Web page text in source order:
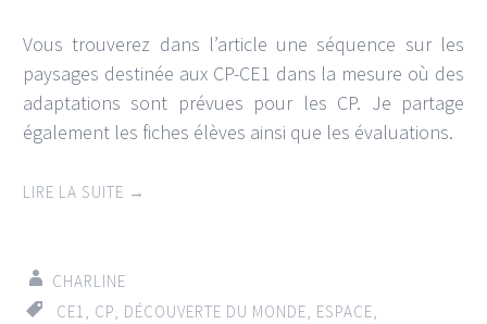
Vous trouverez dans l’article une séquence sur les
paysages destinée aux CP-CE1 dans la mesure où des
adaptations sont prévues pour les CP. Je partage
également les fiches élèves ainsi que les évaluations.
LIRE LA SUITE →
CHARLINE
CE1, CP, DÉCOUVERTE DU MONDE, ESPACE,